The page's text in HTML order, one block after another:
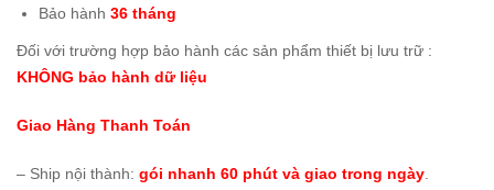
Bảo hành 36 tháng
Đối với trường hợp bảo hành các sản phẩm thiết bị lưu trữ :
KHÔNG bảo hành dữ liệu
Giao Hàng Thanh Toán
– Ship nội thành: gói nhanh 60 phút và giao trong ngày